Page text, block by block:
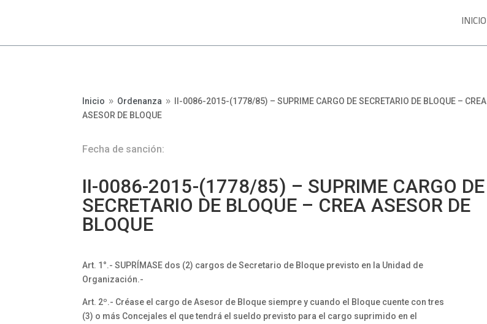
INICIO
Inicio 9 Ordenanza 9
II-0086-2015-(1778/85) – SUPRIME CARGO DE SECRETARIO DE BLOQUE – CREA
ASESOR DE BLOQUE
Fecha de sanción:
II-0086-2015-(1778/85) – SUPRIME CARGO DE
SECRETARIO DE BLOQUE – CREA ASESOR DE
BLOQUE
Art. 1°.- SUPRÍMASE dos (2) cargos de Secretario de Bloque previsto en la Unidad de
Organización.-
Art. 2º.- Créase el cargo de Asesor de Bloque siempre y cuando el Bloque cuente con tres
(3) o más Concejales el que tendrá el sueldo previsto para el cargo suprimido en el